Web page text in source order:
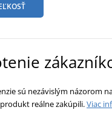
sú nezávislým názorom
reálne zakúpili.Viac